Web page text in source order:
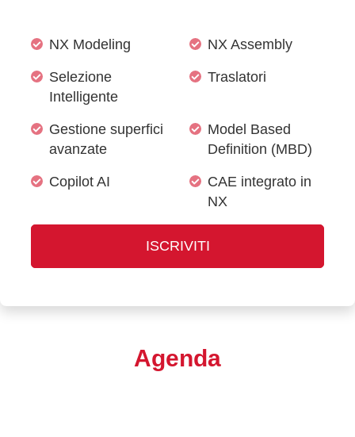
ISCRIVITI
NX Modeling NX Assembly
Selezione
Intelligente
Traslatori
Gestione superfici
avanzate
Model Based
Definition (MBD)
Copilot AI
CAE integrato in
NX
Agenda